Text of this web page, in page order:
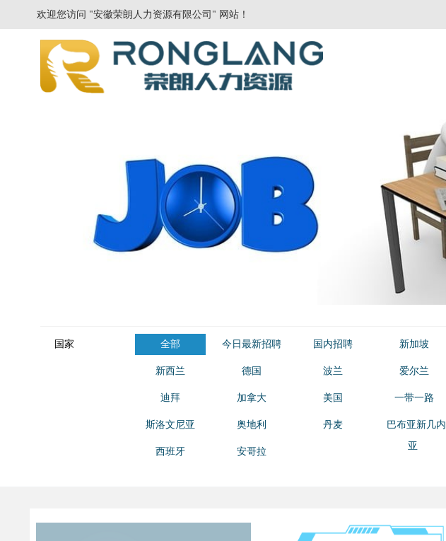
欢迎您访问 "安徽荣朗人力资源有限公司" 网站！
国家 全部 今日最新招聘 国内招聘 新加坡
新西兰 德国 波兰 爱尔兰
迪拜 加拿大 美国 一带一路
斯洛文尼亚 奥地利 丹麦
巴布亚新几内
亚
西班牙 安哥拉